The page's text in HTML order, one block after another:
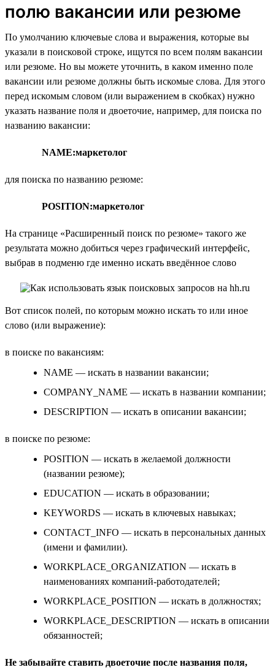
полю вакансии или резюме
По умолчанию ключевые слова и выражения, которые вы
указали в поисковой строке, ищутся по всем полям вакансии
или резюме. Но вы можете уточнить, в каком именно поле
вакансии или резюме должны быть искомые слова. Для этого
перед искомым словом (или выражением в скобках) нужно
указать название поля и двоеточие, например, для поиска по
названию вакансии:
NAME:маркетолог
для поиска по названию резюме:
POSITION:маркетолог
На странице «Расширенный поиск по резюме» такого же
результата можно добиться через графический интерфейс,
выбрав в подменю где именно искать введённое слово
Вот список полей, по которым можно искать то или иное
слово (или выражение):
в поиске по вакансиям:
NAME — искать в названии вакансии;
COMPANY_NAME — искать в названии компании;
DESCRIPTION — искать в описании вакансии;
в поиске по резюме:
POSITION — искать в желаемой должности
(названии резюме);
EDUCATION — искать в образовании;
KEYWORDS — искать в ключевых навыках;
CONTACT_INFO — искать в персональных данных
(имени и фамилии).
WORKPLACE_ORGANIZATION — искать в
наименованиях компаний-работодателей;
WORKPLACE_POSITION — искать в должностях;
WORKPLACE_DESCRIPTION — искать в описании
обязанностей;
Не забывайте ставить двоеточие после названия поля,